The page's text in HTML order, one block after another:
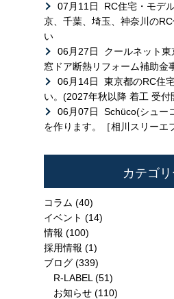
07月11日
RC住宅・モデ
京、千葉、埼玉、神奈川の
い
06月27日
クールネット
窓ドア断熱リフォーム補助金
06月14日
東京都のRC住
い。(2027年秋以降 着工 受付
06月07日
Schüco(シュー
を作ります。［相川スリーエ
カテゴ
コラム (40)
イベント (14)
情報 (100)
採用情報 (1)
ブログ (339)
R-LABEL (51)
お知らせ (110)